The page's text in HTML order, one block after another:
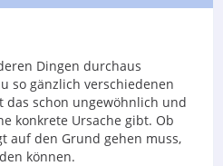
Dingen durchaus
so gänzlich verschiedenen
das schon ungewöhnlich und
konkrete Ursache gibt. Ob
auf den Grund gehen muss,
können.